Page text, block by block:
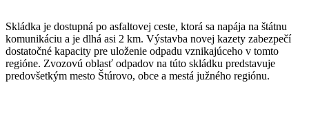
Skládka je dostupná po asfaltovej ceste, ktorá sa napája na štátnu
komunikáciu a je dlhá asi 2 km. Výstavba novej kazety zabezpečí
dostatočné kapacity pre uloženie odpadu vznikajúceho v tomto
regióne. Zvozovú oblasť odpadov na túto skládku predstavuje
predovšetkým mesto Štúrovo, obce a mestá južného regiónu.